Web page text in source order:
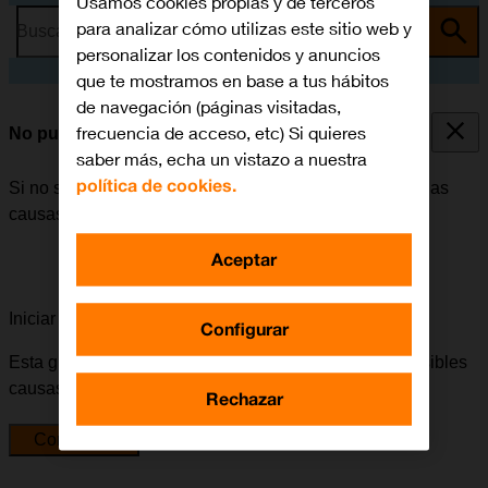
Busca por problema o tema
No puedo enviar ni recibir SMS
Si no se puede enviar ni recibir SMS, puede haber varias
causas posibles al problema.
Iniciar la guía para solucionar tu problema
Esta guía te va a conducir a través de una serie de posibles
causas y soluciones al problema.
Comenzar
para analizar cómo utilizas este sitio web y
personalizar los contenidos y anuncios
que te mostramos en base a tus hábitos
de navegación (páginas visitadas,
frecuencia de acceso, etc) Si quieres
saber más, echa un vistazo a nuestra
política de cookies.
Configurar
Rechazar
Aceptar